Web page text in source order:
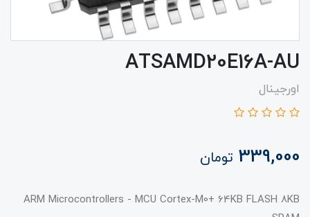
ATSAMD20E16A-AU
اورجینال
339,000 تومان
ARM Microcontrollers - MCU Cortex-M0+ 64KB FLASH 8KB